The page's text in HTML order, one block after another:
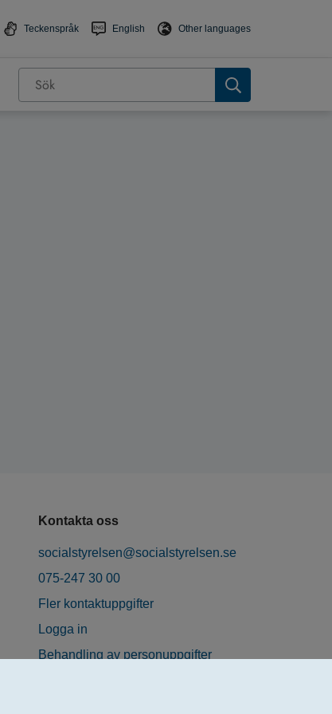
Teckenspråk English Other languages
Kontakta oss
socialstyrelsen@socialstyrelsen.se
075-247 30 00
Fler kontaktuppgifter
Logga in
Behandling av personuppgifter